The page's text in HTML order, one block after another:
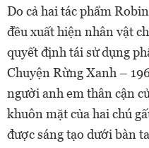
Do cả hai tác phẩm
đều xuất hiện nhân vật
quyết định tái sử dụng
Chuyện Rừng Xanh –
người anh em thân cận
khuôn mặt của hai chú
được sáng tạo dưới bàn